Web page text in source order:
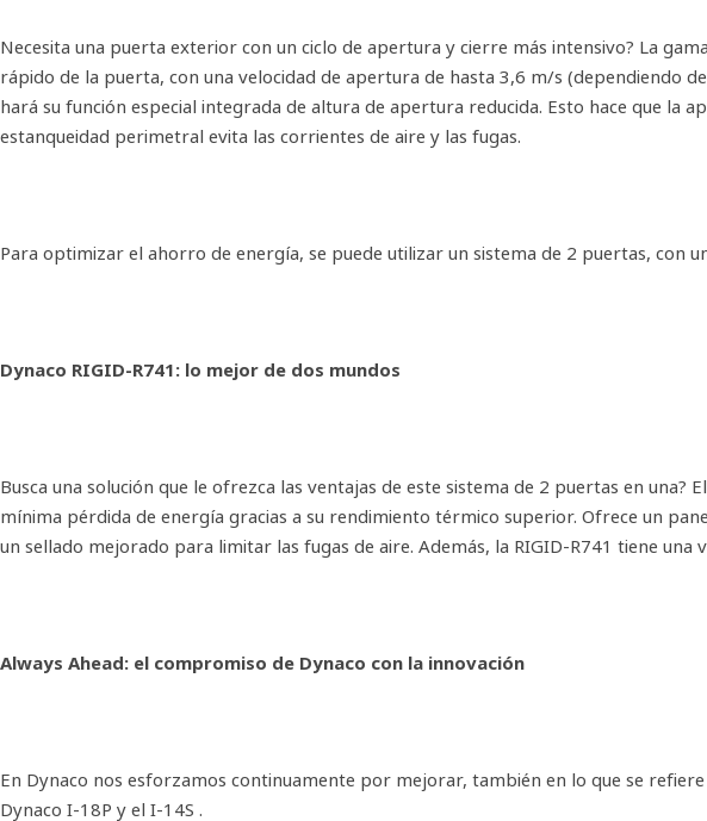
Necesita una puerta exterior con un ciclo de apertura y cierre más intensivo? La
rápido de la puerta, con una velocidad de apertura de hasta 3,6 m/s (dependiendo
hará su función especial integrada de altura de apertura reducida. Esto hace que la
estanqueidad perimetral evita las corrientes de aire y las fugas.
Para optimizar el ahorro de energía, se puede utilizar un sistema de 2 puertas, con
Dynaco RIGID-R741: lo mejor de dos mundos
Busca una solución que le ofrezca las ventajas de este sistema de 2 puertas en
mínima pérdida de energía gracias a su rendimiento térmico superior. Ofrece un
un sellado mejorado para limitar las fugas de aire. Además, la RIGID-R741 tiene
Always Ahead: el compromiso de Dynaco con la innovación
En Dynaco nos esforzamos continuamente por mejorar, también en lo que se
Dynaco I-18P y el I-14S .